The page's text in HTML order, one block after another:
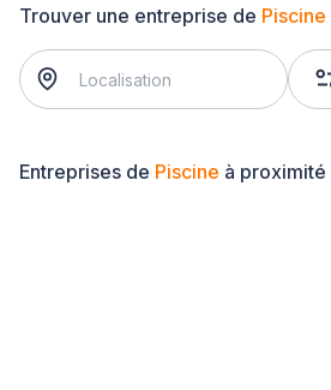
Trouver une entreprise de Piscine
Entreprises de Piscine à proximité